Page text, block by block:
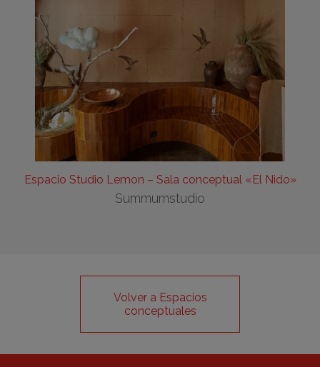
Espacio Studio Lemon – Sala conceptual «El Nido»
Summumstudio
Volver a Espacios
conceptuales